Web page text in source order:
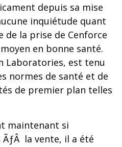
depuis sa mise
inquiétude quant
de la prise de Cenforce
en bonne santé.
Laboratories, est tenu
normes de santé et de
de premier plan telles
maintenant si
la vente, il a été